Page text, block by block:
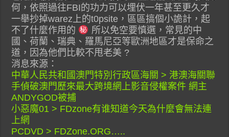
何，依照過往FBI的功力可以埋伏一年甚至更久才
一舉抄掉warez上的t0psite，區區搞個小詭計，起
不了什麼作用的
所以免空要慎選，常見的中
國、荷蘭、瑞典、羅馬尼亞等歐洲地區才是保命之
道，因為他們比較不甩老美 ?
消息來源：
中華人民共和國澳門特別行政區海關 > 港澳海關聯
手偵破澳門歷來最大跨境網上影音侵權案件 網主
ANDYGOD被捕
小惡魔01 > FDzone有谁知道今天為什麼會無法連
上網
PCDVD > FDZone.ORG…..